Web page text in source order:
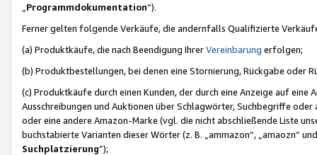
Programmdokumentation“).
Ferner gelten folgende Verkäufe, die andernfalls Qualifizierte
(a) Produktkäufe, die nach Beendigung IhrerVereinbarung erfolgen;
(b) Produktbestellungen, bei denen eine Stornierung, Rückgabe oder
(c) Produktkäufe durch einen Kunden, der durch eine Anzeige auf
Ausschreibungen und Auktionen über Schlagwörter, Suchbegriffe
oder eine andere Amazon-Marke (vgl. die nicht abschließende Liste
buchstabierte Varianten dieser Wörter (z. B. „ammazon“, „amaozn“
Suchplatzierung”);